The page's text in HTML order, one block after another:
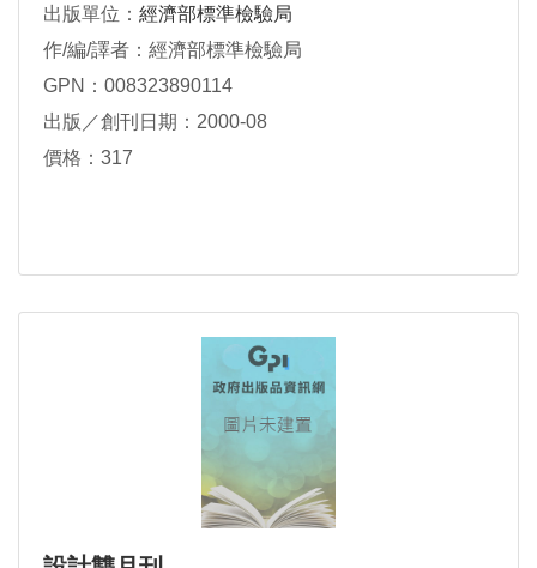
出版單位： 經濟部標準檢驗局
作/編/譯者：經濟部標準檢驗局
GPN：008323890114
出版／創刊日期：2000-08
價格：317